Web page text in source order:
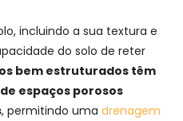
incluindo a sua textura e
do solo de reter
bem estruturados têm
espaços porosos
, permitindo uma drenagem